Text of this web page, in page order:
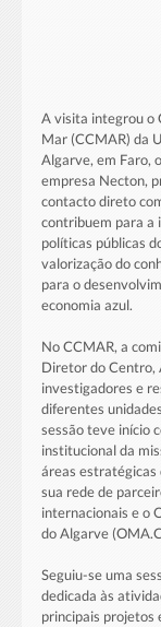
A visita integrou o
Mar (CCMAR) da
Algarve, em Faro,
empresa Necton,
contacto direto
contribuem para a
políticas públicas
valorização do
para o
economia azul.
No CCMAR, a
Diretor do Centro,
investigadores e
diferentes
sessão teve início
institucional da
áreas estratégicas
sua rede de
internacionais e o
do Algarve
Seguiu-se uma
dedicada às
principais projetos